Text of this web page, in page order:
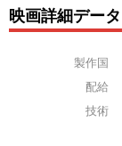
映画詳細データ
製作国
配給
技術